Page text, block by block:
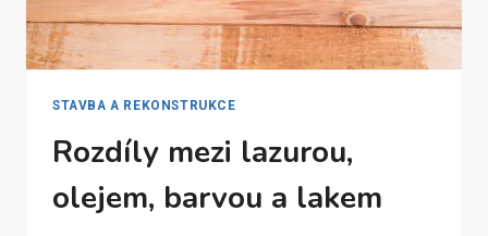
STAVBA A REKONSTRUKCE
Rozdíly mezi lazurou,
olejem, barvou a lakem